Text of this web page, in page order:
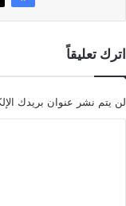
اترك تعليقاً
لن يتم نشر عنوان بريدك